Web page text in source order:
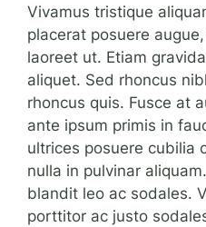
Vivamus tristique
placerat posuere
laoreet ut. Etiam
aliquet. Sed rhoncus
rhoncus quis. Fusce at
ante ipsum primis in
ultrices posuere cubilia
nulla in pulvinar
blandit leo ac sodales.
porttitor ac justo